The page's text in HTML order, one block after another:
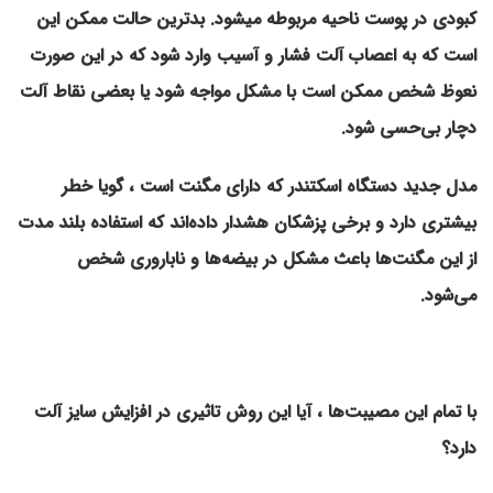
کبودی در پوست ناحیه مربوطه میشود. بدترین حالت ممکن این
است که به اعصاب آلت فشار و آسیب وارد شود که در این صورت
نعوظ شخص ممکن است با مشکل مواجه شود یا بعضی نقاط آلت
دچار بی‌حسی شود.
مدل جدید دستگاه اسکتندر که دارای مگنت است ، گویا خطر
بیشتری دارد و برخی پزشکان هشدار داده‌اند که استفاده بلند مدت
از این مگنت‌ها باعث مشکل در بیضه‌ها و ناباروری شخص
می‌شود.
با تمام این مصیبت‌ها ، آیا این روش تاثیری در افزایش سایز آلت
دارد؟